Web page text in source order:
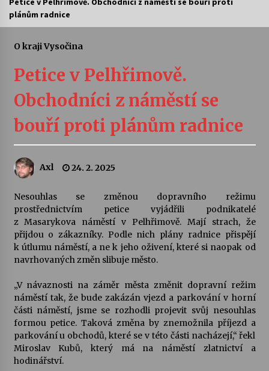
Vernisáž výstavy Josefíny Duškové: Stávám se
30. 7. 2026
Veselí muzikanti
30. 7. 2026
šedesátka: 28. 7.–1. 8. 2026
28. 7. 2026
Letní koncerty ve Stromovce: Kolchoz a
Jenakaši
28. 7. 2026
Votavžatský ploty
23. 7. 2026
Letní koncerty ve Stromovce: Rufus Miller
plánům radnice
O kraji Vysočina
Petice v Pelhřimově.
Obchodníci z náměstí se
bouří proti plánům radnice
Axl 24. 2. 2025
Nesouhlas se změnou dopravního režimu
prostřednictvím petice vyjádřili podnikatelé
z Masarykova náměstí v Pelhřimově. Mají strach, že
přijdou o zákazníky. Podle nich plány radnice přispějí
k útlumu náměstí, a ne k jeho oživení, které si naopak od
navrhovaných změn slibuje město.
„V návaznosti na záměr města změnit dopravní režim
náměstí tak, že bude zakázán vjezd a parkování v horní
části náměstí, jsme se rozhodli projevit svůj nesouhlas
formou petice. Taková změna by znemožnila příjezd a
parkování u obchodů, které se v této části nacházejí,“ řekl
Miroslav Kubů, který má na náměstí zlatnictví a
hodinářství.